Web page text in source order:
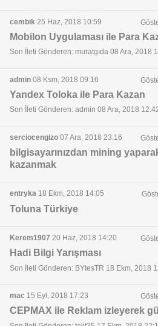
cembik 25 Haz, 2018 10:59
Mobilon Uygulaması ile Para
Son İleti Gönderen: muratgıda 08 Ara, 2018
admin 08 Ksm, 2018 09:16
Yandex Toloka ile Para Kazan
Son İleti Gönderen: admin 08 Ara, 2018
serciocengizo 07 Ara, 2018 23:16
bilgisayarınızdan mining
kazanmak
entryka 18 Ekm, 2018 14:05
Toluna Türkiye
Kerem1907 20 Haz, 2018 14:20
Hadi Bilgi Yarışması
Son İleti Gönderen: BYtesTR 18 Ekm, 2018
mac 15 Eyl, 2018 17:23
CEPMAX ile Reklam izleyerek